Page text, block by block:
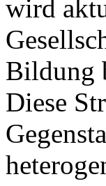
wird
Bildung
Diese